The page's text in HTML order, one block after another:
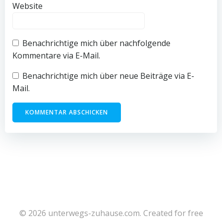
Website
Benachrichtige mich über nachfolgende
Kommentare via E-Mail.
Benachrichtige mich über neue Beiträge via E-
Mail.
© 2026 unterwegs-zuhause.com. Created for free